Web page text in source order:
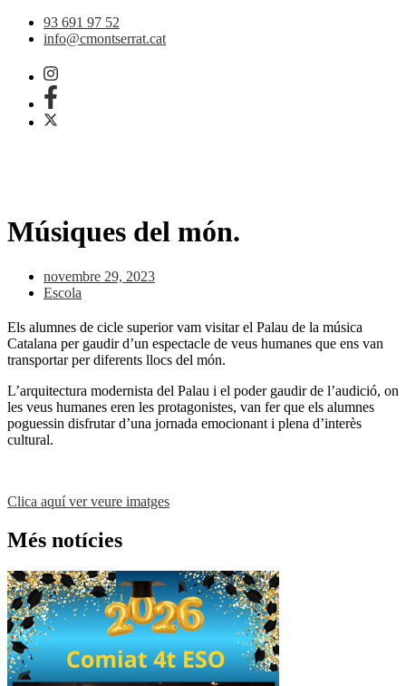
93 691 97 52
info@cmontserrat.cat
Músiques del món.
novembre 29, 2023
Escola
Els alumnes de cicle superior vam visitar el Palau de la música
Catalana per gaudir d’un espectacle de veus humanes que ens van
transportar per diferents llocs del món.
L’arquitectura modernista del Palau i el poder gaudir de l’audició, on
les veus humanes eren les protagonistes, van fer que els alumnes
poguessin disfrutar d’una jornada emocionant i plena d’interès
cultural.
Clica aquí ver veure imatges
Més notícies